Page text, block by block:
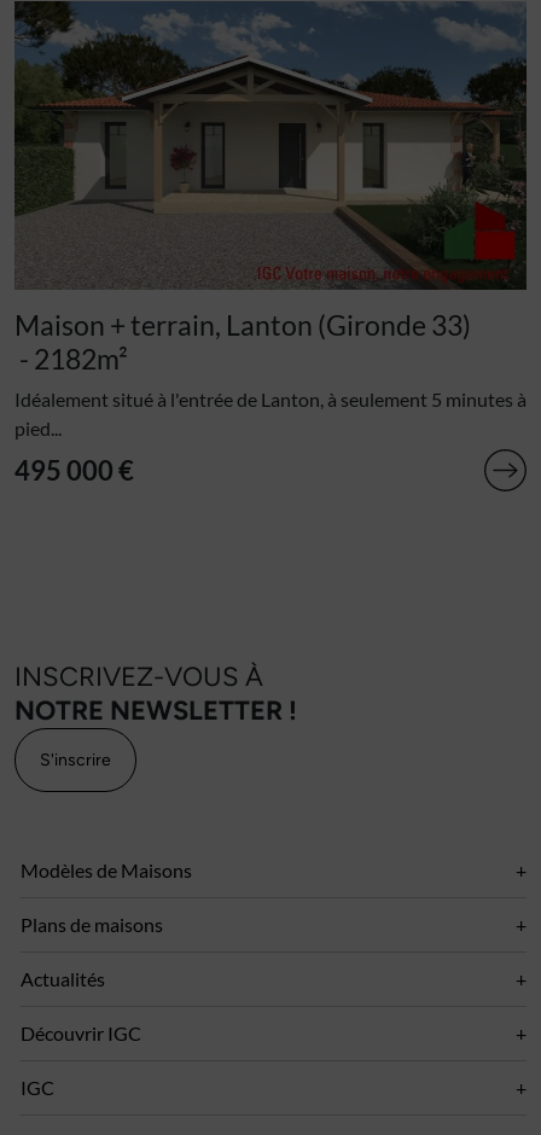
Maison + terrain, Lanton (Gironde 33)
- 2182m²
Idéalement situé à l'entrée de Lanton, à seulement 5 minutes à
pied...
495 000 €
INSCRIVEZ-VOUS À
NOTRE NEWSLETTER !
S'inscrire
Modèles de Maisons
Plans de maisons
Actualités
Découvrir IGC
IGC